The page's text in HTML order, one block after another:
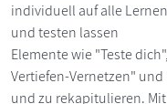
individuell auf alle
und testen lassen
Elemente wie "Teste
Vertiefen-Vernetzen"
und zu rekapitulieren.